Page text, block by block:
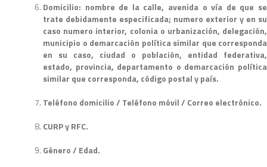
Domicilio: nombre de la calle, avenida o vía de que se
trate debidamente especificada; numero exterior y en su
caso numero interior, colonia o urbanización, delegación,
municipio o demarcación política similar que corresponda
en su caso, ciudad o población, entidad federativa,
estado, provincia, departamento o demarcación política
similar que corresponda, código postal y país.
Teléfono domicilio / Teléfono móvil / Correo electrónico.
CURP y RFC.
Género / Edad.